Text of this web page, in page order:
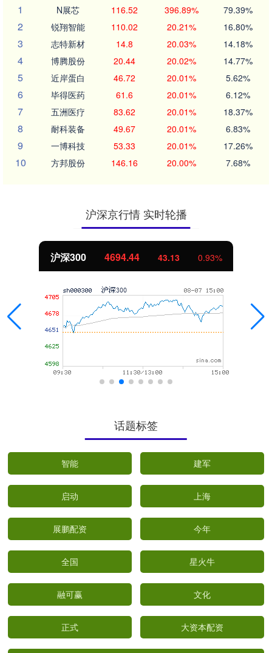
1
N展芯 116.52 396.89% 79.39%
2 锐翔智能 110.02 20.21% 16.80%
3 志特新材 14.8 20.03% 14.18%
4 博腾股份 20.44 20.02% 14.77%
5 近岸蛋白 46.72 20.01% 5.62%
6 毕得医药 61.6 20.01% 6.12%
7 五洲医疗 83.62 20.01% 18.37%
8 耐科装备 49.67 20.01% 6.83%
9 一博科技 53.33 20.01% 17.26%
10 方邦股份 146.16 20.00% 7.68%
沪深京行情 实时轮播
沪深300 4694.44 43.13 0.93%
话题标签
智能 建军
启动 上海
展鹏配资 今年
全国 星火牛
融可赢 文化
正式 大资本配资